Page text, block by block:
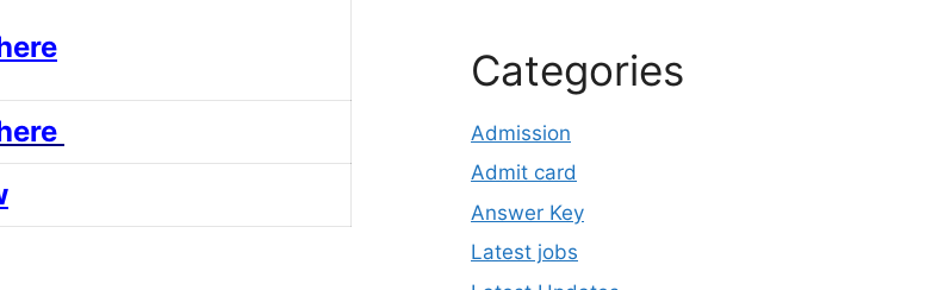
Categories
Admission
Admit card
Answer Key
Latest jobs